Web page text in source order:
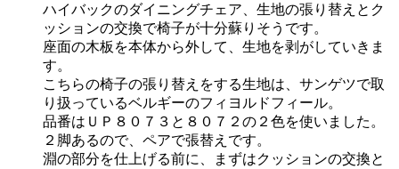
ハイバックのダイニングチェア、生地の張り替えとク
ッションの交換で椅子が十分蘇りそうです。
座面の木板を本体から外して、生地を剥がしていきま
す。
こちらの椅子の張り替えをする生地は、サンゲツで取
り扱っているベルギーのフィヨルドフィール。
品番はＵＰ８０７３と８０７２の２色を使いました。
２脚あるので、ペアで張替えです。
淵の部分を仕上げる前に、まずはクッションの交換と